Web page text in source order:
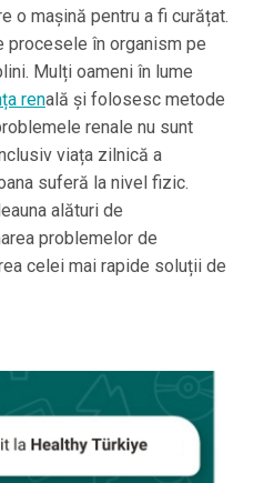
o mașină pentru a fi curățat.
procesele în organism pe
Mulți oameni în lume
renală și folosesc metode
renale nu sunt
viața zilnică a
suferă la nivel fizic.
alături de
problemelor de
celei mai rapide soluții de